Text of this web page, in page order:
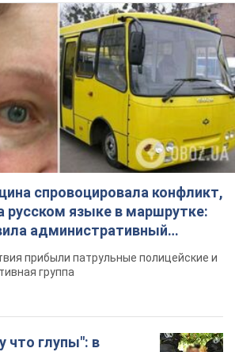
спровоцировала конфликт,
русском языке в маршрутке:
административный
прибыли патрульные полицейские и
группа
что глупы": в